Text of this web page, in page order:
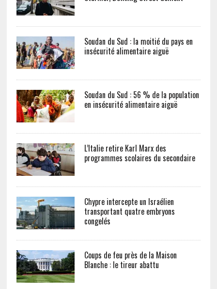
Soudan du Sud : la moitié du pays en
insécurité alimentaire aiguë
Soudan du Sud : 56 % de la population
en insécurité alimentaire aiguë
L’Italie retire Karl Marx des
programmes scolaires du secondaire
Chypre intercepte un Israélien
transportant quatre embryons
congelés
Coups de feu près de la Maison
Blanche : le tireur abattu